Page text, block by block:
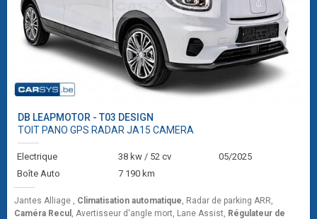
DB LEAPMOTOR - T03 DESIGN
TOIT PANO GPS RADAR JA15 CAMERA
Electrique 38 kw / 52 cv
05/2025
Boîte Auto
7 190 km
Jantes Alliage , Climatisation automatique, Radar de parking ARR,
Caméra Recul , Avertisseur d'angle mort, Lane Assist, Régulateur de